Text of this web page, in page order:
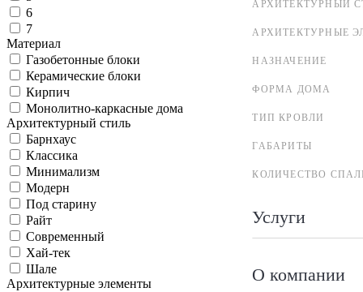
АРХИТЕКТУРНЫЙ
АРХИТЕКТУРНЫЕ
НАЗНАЧЕНИЕ
ФОРМА ДОМА
ТИП КРОВЛИ
ГАБАРИТЫ
КОЛИЧЕСТВО
Услуги
О компании
6
7
Материал
Газобетонные блоки
Керамические блоки
Кирпич
Монолитно-каркасные дома
Архитектурный стиль
Барнхаус
Классика
Минимализм
Модерн
Под старину
Райт
Современный
Хай-тек
Шале
Архитектурные элементы